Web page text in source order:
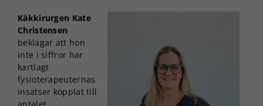
Käkkirurgen Kate
Christensen
beklagar att hon
inte i siffror har
kartlagt
fysioterapeuternas
insatser kopplat till
antalet